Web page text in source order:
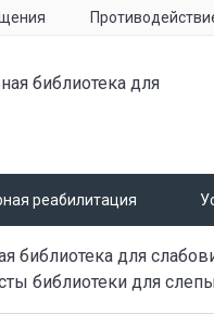
библиотека для
реабилитация
библиотека для
библиотеки для